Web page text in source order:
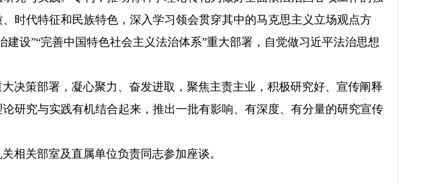
时代特征和民族特色，深入学习领会贯穿其中的马克思主义立场观点方
设”“完善中国特色社会主义法治体系”重大部署，自觉做习近平法治思想
决策部署，凝心聚力、奋发进取，聚焦主责主业，积极研究好、宣传阐释
研究与实践有机结合起来，推出一批有影响、有深度、有分量的研究宣传
相关部室及直属单位负责同志参加座谈。